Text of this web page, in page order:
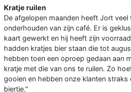
Kratje ruilen
De afgelopen maanden heeft Jort
onderhouden van zijn café. Er is
kaart gewerkt en hij heeft zijn
hadden kratjes bier staan die tot
hebben toen een oproep gedaan aan
kratje met die van ons te ruilen. Zo
gooien en hebben onze klanten straks
biertje."